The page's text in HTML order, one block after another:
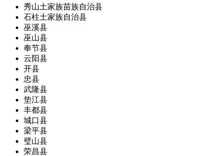
秀山土家族苗族自治县
石柱土家族自治县
巫溪县
巫山县
奉节县
云阳县
开县
忠县
武隆县
垫江县
丰都县
城口县
梁平县
璧山县
荣昌县